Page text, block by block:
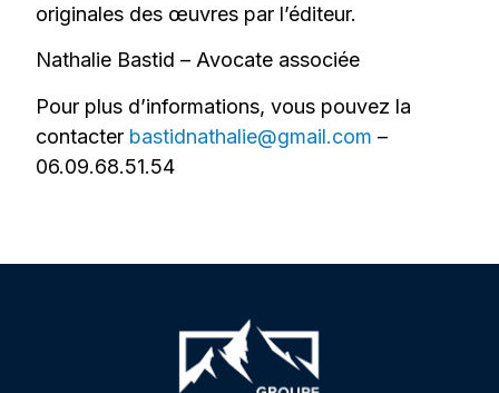
originales des œuvres par l’éditeur.
Nathalie Bastid – Avocate associée
Pour plus d’informations, vous pouvez la
contacter bastidnathalie@gmail.com –
06.09.68.51.54